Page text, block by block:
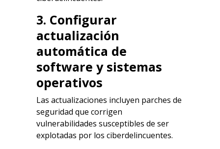
3. Configurar
actualización
automática de
software y sistemas
operativos
Las actualizaciones incluyen parches de
seguridad que corrigen
vulnerabilidades susceptibles de ser
explotadas por los ciberdelincuentes.